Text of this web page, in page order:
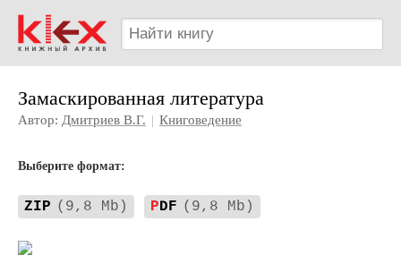
Замаскированная литература
Автор: Дмитриев В.Г. | Книговедение
Выберите формат:
ZIP (9,8 Mb) PDF (9,8 Mb)